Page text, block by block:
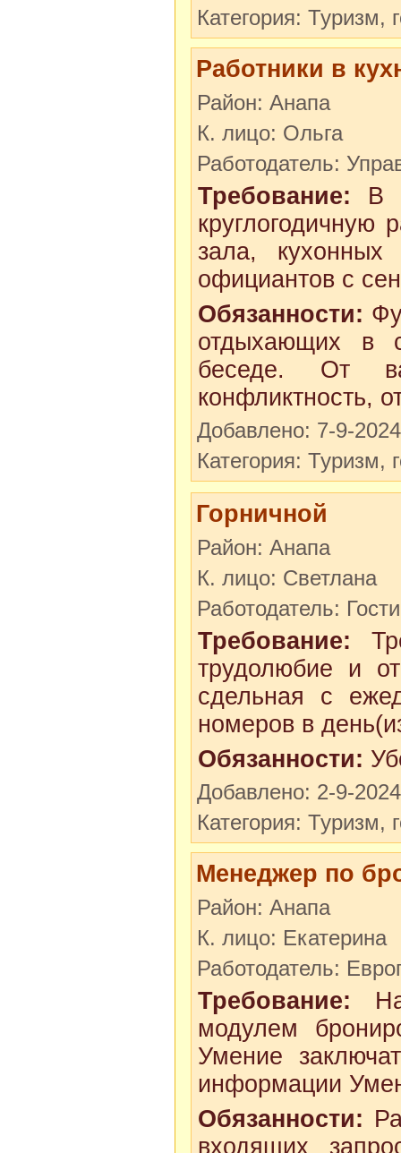
Категория: Туризм,
Работники в
Район: Анапа
К. лицо: Ольга
Работодатель:
Требование: В
зала, кухонных
официантов с
Обязанности:
отдыхающих в
беседе. От
конфликтность,
Добавлено: 7-9-2024
Категория: Туризм,
Горничной
Район: Анапа
К. лицо: Светлана
Работодатель:
Требование:
трудолюбие и
сдельная с
номеров в
Обязанности:
Добавлено: 2-9-2024
Категория: Туризм,
Менеджер по
Район: Анапа
К. лицо: Екатерина
Работодатель:
Требование:
модулем
Умение
информации
Обязанности:
входящих